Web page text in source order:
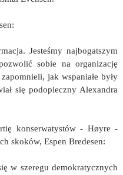
Jesteśmy najbogatszym
sobie na organizację
jak wspaniałe były
się podopieczny Alexandra
konserwatystów - Høyre -
skoków, Espen Bredesen:
w szeregu demokratycznych